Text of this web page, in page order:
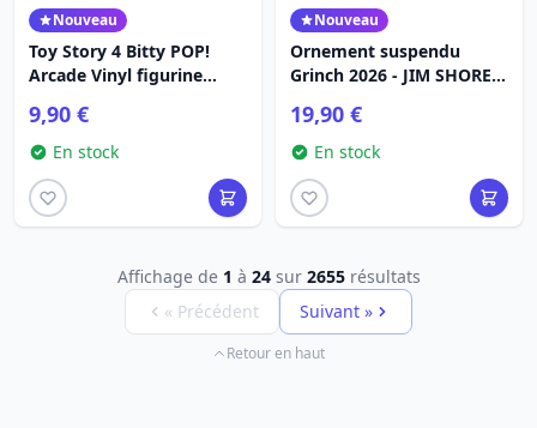
Nouveau
Toy Story 4 Bitty POP!
Arcade Vinyl figurine
9,90 €
En stock
Nouveau
Ornement suspendu
Grinch 2026 - JIM SHORE
19,90 €
En stock
Affichage de 1 à 24sur 2655résultats
« Précédent
Suivant »
Retour en haut